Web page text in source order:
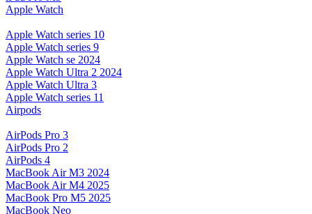
Apple Watch
Apple Watch series 10
Apple Watch series 9
Apple Watch se 2024
Apple Watch Ultra 2 2024
Apple Watch Ultra 3
Apple Watch series 11
Airpods
AirPods Pro 3
AirPods Pro 2
AirPods 4
MacBook Air M3 2024
MacBook Air M4 2025
MacBook Pro M5 2025
MacBook Neo